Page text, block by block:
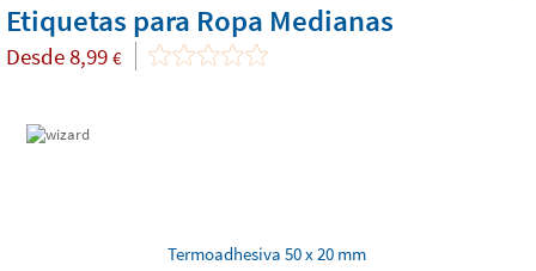
Etiquetas para Ropa Medianas
Desde8,99 €
Termoadhesiva 50 x 20 mm